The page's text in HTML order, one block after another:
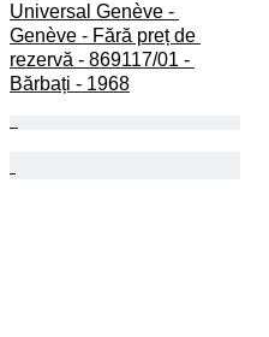
Universal Genève -
Genève - Fără preț de
rezervă - 869117/01 -
Bărbați - 1968